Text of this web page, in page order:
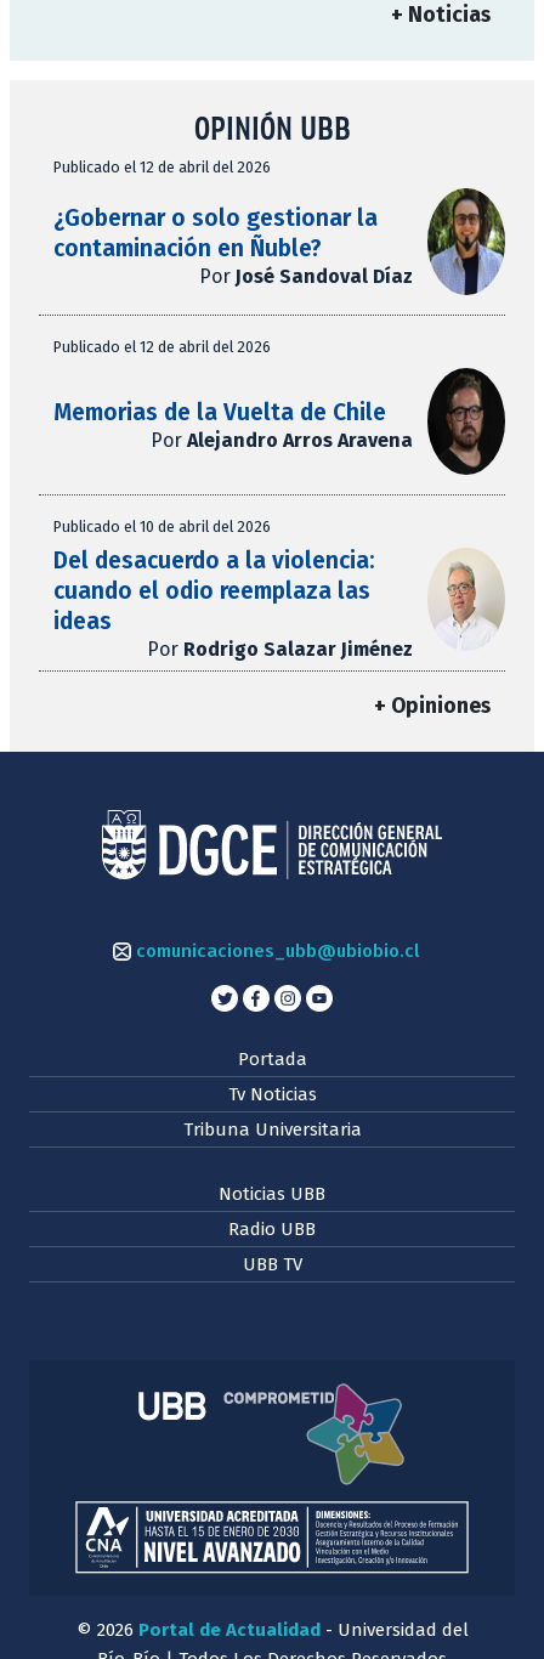
+ Noticias
OPINIÓN UBB
Publicado el 12 de abril del 2026
¿Gobernar o solo gestionar la
contaminación en Ñuble?
Por José Sandoval Díaz
Publicado el 12 de abril del 2026
Memorias de la Vuelta de Chile
Por Alejandro Arros Aravena
Publicado el 10 de abril del 2026
Del desacuerdo a la violencia:
cuando el odio reemplaza las
ideas
Por Rodrigo Salazar Jiménez
+ Opiniones
comunicaciones_ubb@ubiobio.cl
Portada
Tv Noticias
Tribuna Universitaria
Noticias UBB
Radio UBB
UBB TV
© 2026 Portal de Actualidad- Universidad del